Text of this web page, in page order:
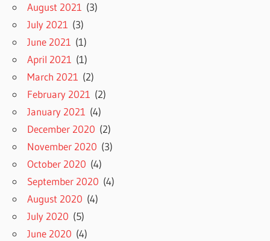
August 2021 (3)
July 2021 (3)
June 2021 (1)
April 2021 (1)
March 2021 (2)
February 2021 (2)
January 2021 (4)
December 2020 (2)
November 2020 (3)
October 2020 (4)
September 2020 (4)
August 2020 (4)
July 2020 (5)
June 2020 (4)